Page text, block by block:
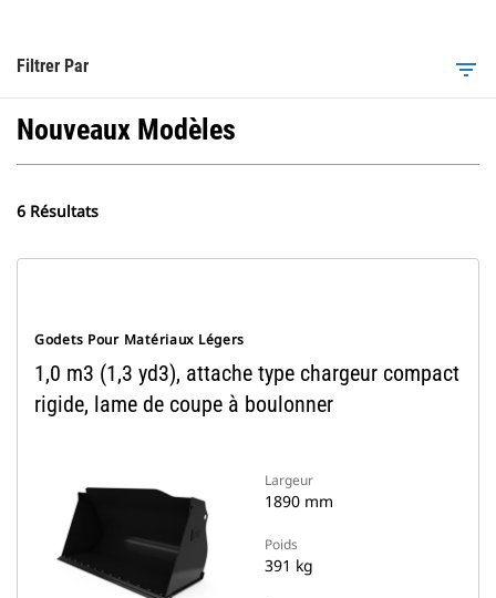
Filtrer Par filter_list
Nouveaux Modèles
6 Résultats
Godets Pour Matériaux Légers
1,0 m3 (1,3 yd3), attache type chargeur compact
rigide, lame de coupe à boulonner
Largeur
1890 mm
Poids
391 kg